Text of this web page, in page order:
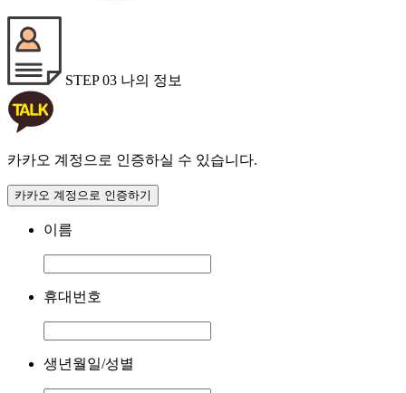
STEP 03 나의 정보
카카오 계정으로 인증하실 수 있습니다.
카카오 계정으로 인증하기
이름
휴대번호
생년월일/성별